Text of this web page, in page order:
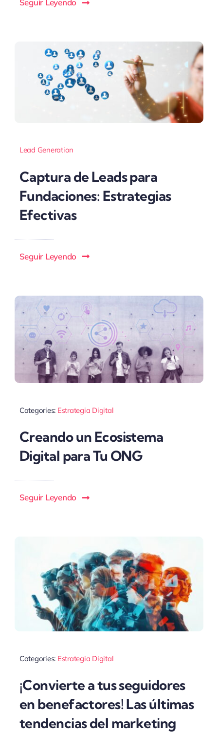
Seguir Leyendo
Lead Generation
Captura de Leads para
Fundaciones: Estrategias
Efectivas
Seguir Leyendo
Categories: Estrategia Digital
Creando un Ecosistema
Digital para Tu ONG
Seguir Leyendo
Categories: Estrategia Digital
¡Convierte a tus seguidores
en benefactores! Las últimas
tendencias del marketing